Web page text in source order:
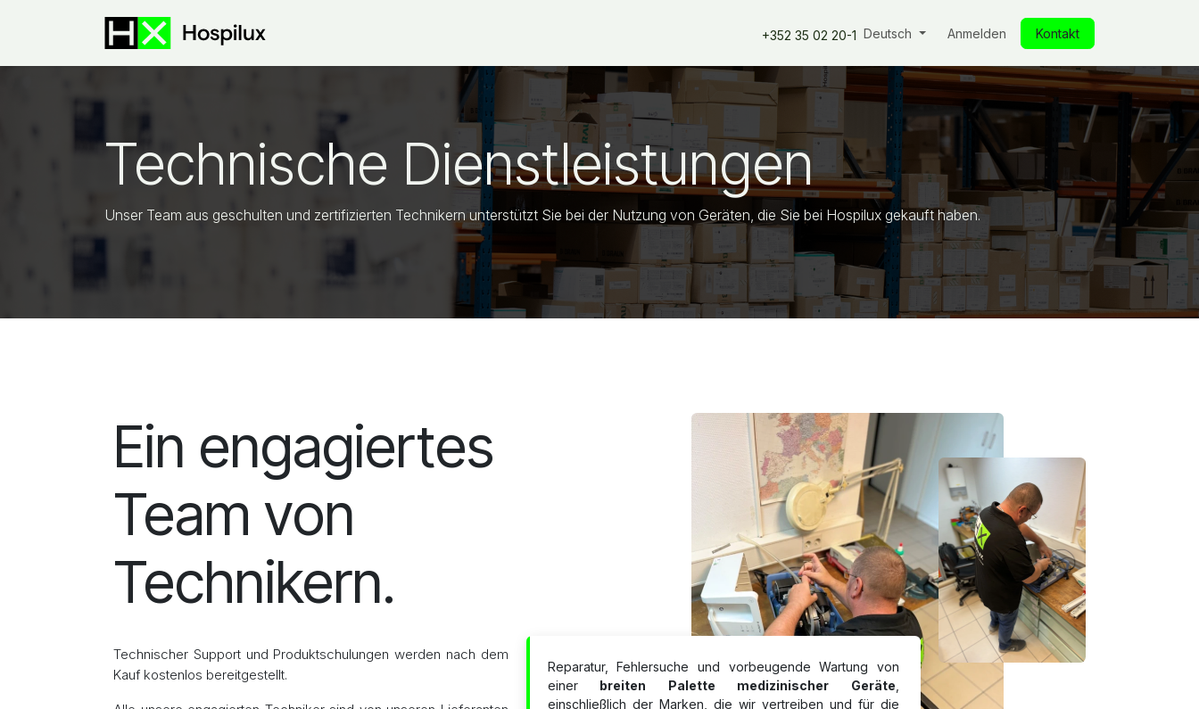
Unsere Marken Unsere Produkte Unsere Verpflichtungen
+352 35 02 20-1 Deutsch Anmelden Kontakt
Technische Dienstleistungen
Unser Team aus geschulten und zertifizierten Technikern unterstützt Sie bei der Nutzung von Geräten, die Sie bei Hospilux gekauft haben.
Ein engagiertes
Team von
Technikern.
Technischer Support und Produktschulungen werden nach dem
Kauf kostenlos bereitgestellt.
Reparatur, Fehlersuche und vorbeugende Wartung von
einerbreiten Palette medizinischer Geräte
einschließlich der Marken, die wir vertreiben und für die